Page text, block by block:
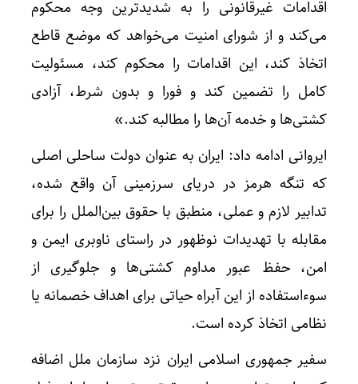
اقدامات غیرقانونی را به شدیدترین وجه محکوم
می‌کند و از شورای امنیت می‌خواهد که موضع قاطع
اتخاذ کند، این اقدامات را محکوم کند، مسئولیت
کامل را تضمین کند و فورا و بدون شرط، آزادی
کشتی‌ها و خدمه آن‌ها را مطالبه کند.»
ایروانی ادامه داد: ایران به عنوان دولت ساحلی اصلی
که تنگه هرمز در دریای سرزمینی آن واقع شده،
تدابیر لازم و عملی، منطبق با حقوق بین‌الملل را برای
مقابله با تهدیدات نوظهور در راستای ناوبری ایمن و
امن، حفظ عبور مداوم کشتی‌ها و جلوگیری از
سوءاستفاده از این آبراه حیاتی برای اهداف خصمانه یا
نظامی اتخاذ کرده است.
سفیر جمهوری اسلامی ایران نزد سازمان ملل اضافه